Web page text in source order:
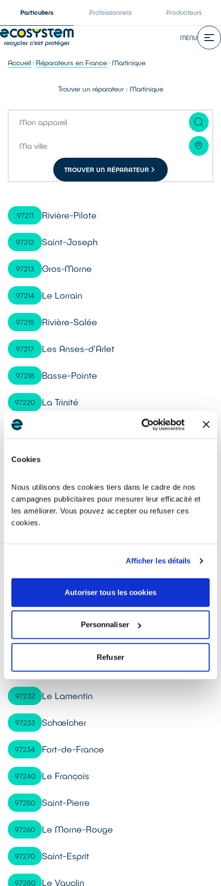
Cookies
Nous utilisons des cookies tiers dans le cadre de nos
campagnes publicitaires pour mesurer leur efficacité et
les améliorer. Vous pouvez accepter ou refuser ces
cookies.
Afficher les détails
Autoriser tous les cookies
Personnaliser
Refuser
Particuliers Professionnels Producteurs
MENU
Accueil Réparateurs en France Martinique
Trouver un réparateur : Martinique
TROUVER UN RÉPARATEUR
97211 Rivière-Pilote
97212 Saint-Joseph
97213 Gros-Morne
97214 Le Lorrain
97215 Rivière-Salée
97217 Les Anses-d'Arlet
97218 Basse-Pointe
97220 La Trinité
97221
97222
97223 Le Diamant
97224 Ducos
Sainte-Luce
97230 Sainte-Marie
97231 Le Robert
97232 Le Lamentin
97233 Schœlcher
97234 Fort-de-France
97240 Le François
97250 Saint-Pierre
97260 Le Morne-Rouge
97270 Saint-Esprit
97280 Le Vauclin